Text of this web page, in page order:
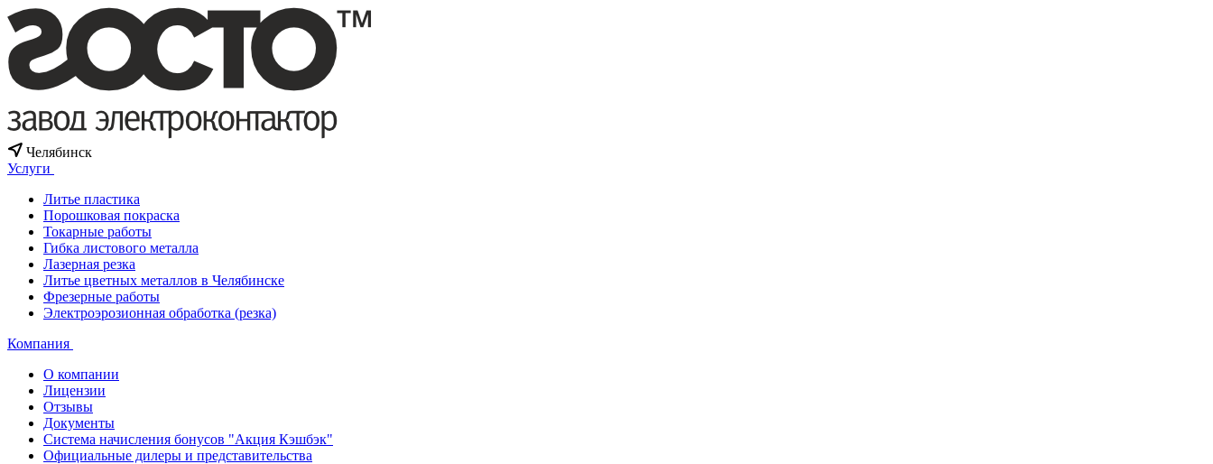
Челябинск
Услуги
Литье пластика
Порошковая покраска
Токарные работы
Гибка листового металла
Лазерная резка
Литье цветных металлов в Челябинске
Фрезерные работы
Электроэрозионная обработка (резка)
Компания
О компании
Лицензии
Отзывы
Документы
Система начисления бонусов "Акция Кэшбэк"
Официальные дилеры и представительства